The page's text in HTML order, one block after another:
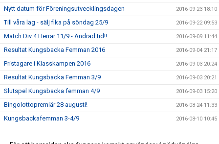
Nytt datum för Föreningsutvecklingsdagen 2016-09-23 18:10
Till våra lag - sälj fika på söndag 25/9 2016-09-22 09:53
Match Div 4 Herrar 11/9 - Ändrad tid!! 2016-09-09 11:44
Resultat Kungsbacka Femman 2016 2016-09-04 21:17
Pristagare i Klasskampen 2016 2016-09-03 20:24
Resultat Kungsbacka Femman 3/9 2016-09-03 20:21
Slutspel Kungsbacka femman 4/9 2016-09-03 15:20
Bingolottopremiär 28 augusti! 2016-08-24 11:33
Kungsbackafemman 3-4/9 2016-08-10 10:45